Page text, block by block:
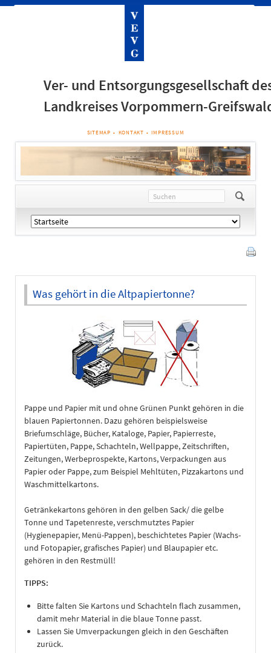
Ver- und Entsorgungsgesellschaft
Landkreises Vorpommern-
NAVIGATION
SITEMAP KONTAKT IMPRESSUM
Navigation
überspringen
Was gehört in die Altpapiertonne?
Pappe und Papier mit und ohne Grünen Punkt gehören in die
blauen Papiertonnen. Dazu gehören beispielsweise
Briefumschläge, Bücher, Kataloge, Papier, Papierreste,
Papiertüten, Pappe, Schachteln, Wellpappe, Zeitschriften,
Zeitungen, Werbeprospekte, Kartons, Verpackungen aus
Papier oder Pappe, zum Beispiel Mehltüten, Pizzakartons und
Waschmittelkartons.
Getränkekartons gehören in den gelben Sack/ die gelbe
Tonne und Tapetenreste, verschmutztes Papier
(Hygienepapier, Menü-Pappen), beschichtetes Papier (Wachs-
und Fotopapier, grafisches Papier) und Blaupapier etc.
gehören in den Restmüll!
TIPPS:
Bitte falten Sie Kartons und Schachteln flach zusammen,
damit mehr Material in die blaue Tonne passt.
Lassen Sie Umverpackungen gleich in den Geschäften
zurück.